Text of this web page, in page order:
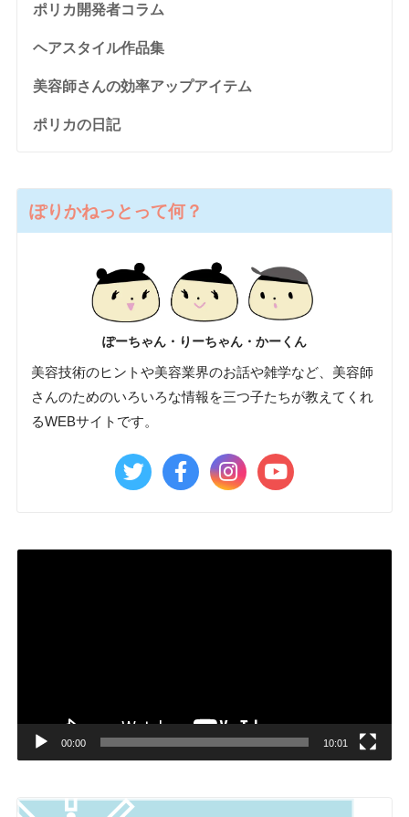
ポリカ開発者コラム
ヘアスタイル作品集
美容師さんの効率アップアイテム
ポリカの日記
ぽりかねっとって何？
ぽーちゃん・りーちゃん・かーくん
美容技術のヒントや美容業界のお話や雑学など、美容師
さんのためのいろいろな情報を三つ子たちが教えてくれ
るWEBサイトです。
00:00 10:01